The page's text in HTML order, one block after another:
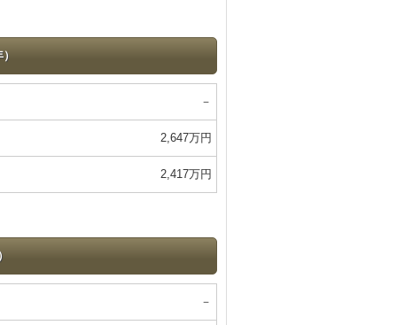
－
2,647万円
2,417万円
－